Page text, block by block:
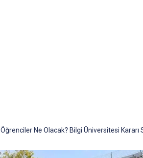
Öğrenciler Ne Olacak? Bilgi Üniversitesi Kararı